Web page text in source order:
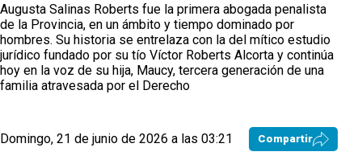
Augusta Salinas Roberts fue la primera abogada penalista
de la Provincia, en un ámbito y tiempo dominado por
hombres. Su historia se entrelaza con la del mítico estudio
jurídico fundado por su tío Víctor Roberts Alcorta y continúa
hoy en la voz de su hija, Maucy, tercera generación de una
familia atravesada por el Derecho
Domingo, 21 de junio de 2026 a las 03:21 Compartir